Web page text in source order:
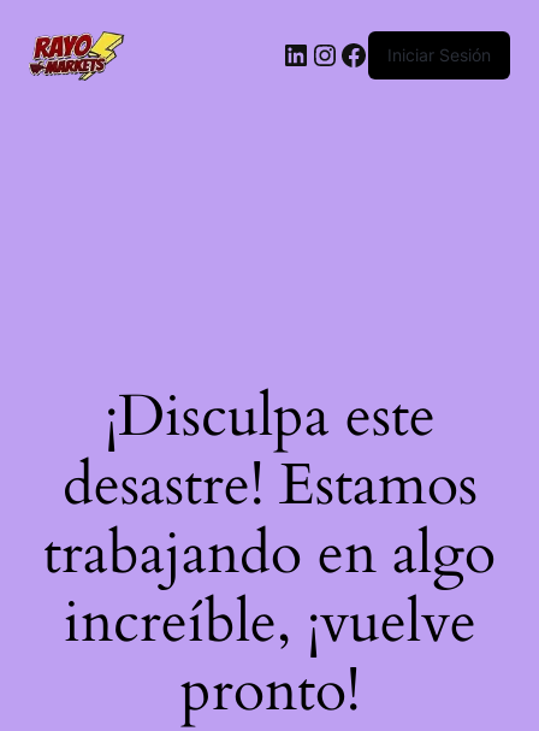
LinkedIn
Instagram
Facebook
Iniciar Sesión
¡Disculpa este
desastre! Estamos
trabajando en algo
increíble, ¡vuelve
pronto!